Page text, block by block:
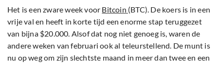
Het is een zware week voor Bitcoin (BTC). De koers is in een
vrije val en heeft in korte tijd een enorme stap teruggezet
van bijna $20.000. Alsof dat nog niet genoeg is, waren de
andere weken van februari ook al teleurstellend. De munt is
nu op weg om zijn slechtste maand in meer dan twee en een